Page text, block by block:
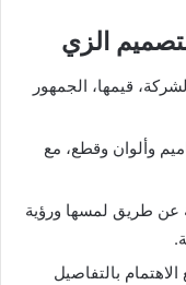
الزي
قيمها، الجمهور
وألوان وقطع، مع
عن طريق لمسها ورؤية
بالتفاصيل